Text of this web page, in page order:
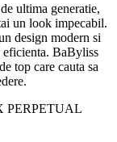
ultima generatie,
un look impecabil.
design modern si
eficienta. BaByliss
top care cauta sa
PERPETUAL